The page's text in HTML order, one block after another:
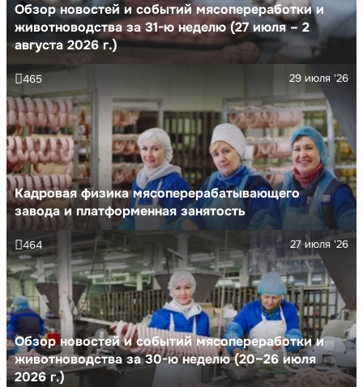
Обзор новостей и событий мясопереработки и
животноводства за 31-ю неделю (27 июля – 2
августа 2026 г.)
Кадровая физика мясоперерабатывающего
завода и платформенная занятость
29 июля '26
465
Обзор новостей и событий мясопереработки и
животноводства за 30-ю неделю (20–26 июля
2026 г.)
27 июля '26
464